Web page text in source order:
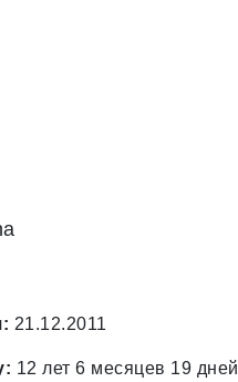
21.12.2011
12 лет 6 месяцев 19 дней